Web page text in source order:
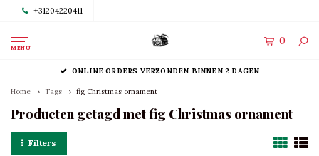
+31204220411
MENU
0
ONLINE ORDERS VERZONDEN BINNEN 2 DAGEN
Home Tags fig Christmas ornament
Producten getagd met fig Christmas ornament
Filters